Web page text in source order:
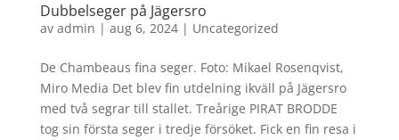
Dubbelseger på Jägersro
av admin | aug 6, 2024| Uncategorized
De Chambeaus fina seger. Foto: Mikael Rosenqvist,
Miro Media Det blev fin utdelning ikväll på Jägersro
med två segrar till stallet. Treårige PIRAT BRODDE
tog sin första seger i tredje försöket. Fick en fin resa i